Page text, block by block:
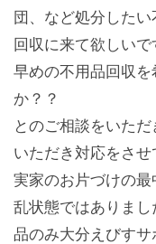
団、など処分したい
回収に来て欲しいで
早めの不用品回収
か？？
とのご相談をいた
いただき対応をさせ
実家のお片づけの
乱状態ではありま
品のみ大分えびす